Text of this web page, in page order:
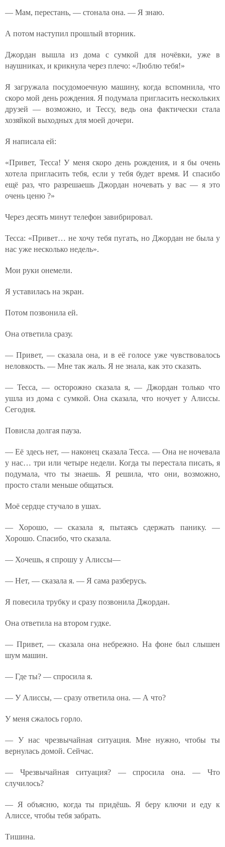
— Мам, перестань, — стонала она. — Я знаю.
А потом наступил прошлый вторник.
Джордан вышла из дома с сумкой для ночёвки, уже в
наушниках, и крикнула через плечо: «Люблю тебя!»
Я загружала посудомоечную машину, когда вспомнила, что
скоро мой день рождения. Я подумала пригласить нескольких
друзей — возможно, и Тессу, ведь она фактически стала
хозяйкой выходных для моей дочери.
Я написала ей:
«Привет, Тесса! У меня скоро день рождения, и я бы очень
хотела пригласить тебя, если у тебя будет время. И спасибо
ещё раз, что разрешаешь Джордан ночевать у вас — я это
очень ценю ?»
Через десять минут телефон завибрировал.
Тесса: «Привет… не хочу тебя пугать, но Джордан не была у
нас уже несколько недель».
Мои руки онемели.
Я уставилась на экран.
Потом позвонила ей.
Она ответила сразу.
— Привет, — сказала она, и в её голосе уже чувствовалось
неловкость. — Мне так жаль. Я не знала, как это сказать.
— Тесса, — осторожно сказала я, — Джордан только что
ушла из дома с сумкой. Она сказала, что ночует у Алиссы.
Сегодня.
Повисла долгая пауза.
— Её здесь нет, — наконец сказала Тесса. — Она не ночевала
у нас… три или четыре недели. Когда ты перестала писать, я
подумала, что ты знаешь. Я решила, что они, возможно,
просто стали меньше общаться.
Моё сердце стучало в ушах.
— Хорошо, — сказала я, пытаясь сдержать панику. —
Хорошо. Спасибо, что сказала.
— Хочешь, я спрошу у Алиссы—
— Нет, — сказала я. — Я сама разберусь.
Я повесила трубку и сразу позвонила Джордан.
Она ответила на втором гудке.
— Привет, — сказала она небрежно. На фоне был слышен
шум машин.
— Где ты? — спросила я.
— У Алиссы, — сразу ответила она. — А что?
У меня сжалось горло.
— У нас чрезвычайная ситуация. Мне нужно, чтобы ты
вернулась домой. Сейчас.
— Чрезвычайная ситуация? — спросила она. — Что
случилось?
— Я объясню, когда ты придёшь. Я беру ключи и еду к
Алиссе, чтобы тебя забрать.
Тишина.